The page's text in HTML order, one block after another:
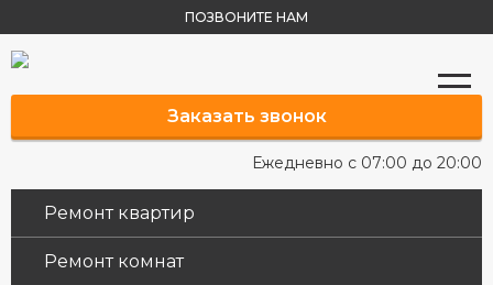
ПОЗВОНИТЕ НАМ
Заказать звонок
Ежедневно с 07:00 до 20:00
Ремонт квартир
Ремонт комнат